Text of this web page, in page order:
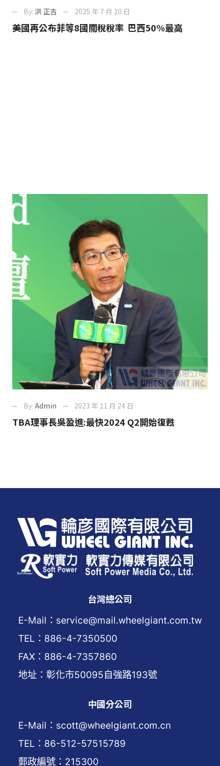
By: 洪 正吉 2025 年 7 月 10 日
美國再公布菲等8國關稅稅率 巴西50%最高
By: Admin 2023 年 11 月 24 日
TBA理事長吳盈進:最快2024 Q2開始復甦
台灣總公司
E-Mail：service@mail.wheelgiant.com.tw
TEL：886-4-7350500
FAX：886-4-7357860
地址：彰化市50095自強路193號
中國分公司
E-Mail：scott@wheelgiant.com.cn
TEL：86-512-57515789
郵政編號：215300